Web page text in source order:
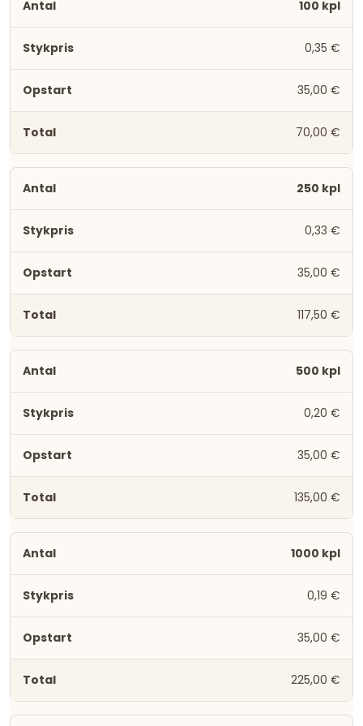
100 kpl
0,35 €
35,00 €
70,00 €
250 kpl
0,33 €
35,00 €
117,50 €
500 kpl
0,20 €
35,00 €
135,00 €
1000 kpl
0,19 €
35,00 €
225,00 €